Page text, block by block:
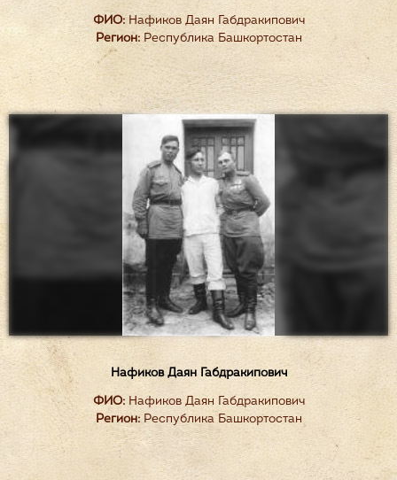
ФИО:Нафиков Даян Габдракипович
Регион:Республика Башкортостан
Нафиков Даян Габдракипович
ФИО:Нафиков Даян Габдракипович
Регион:Республика Башкортостан